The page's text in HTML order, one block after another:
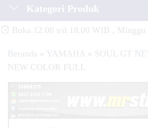
Kategori Produk
Buka 12.00 s/d 18.00 WIB , Minggu
Beranda » YAMAHA » SOUL GT
NEW COLOR FULL